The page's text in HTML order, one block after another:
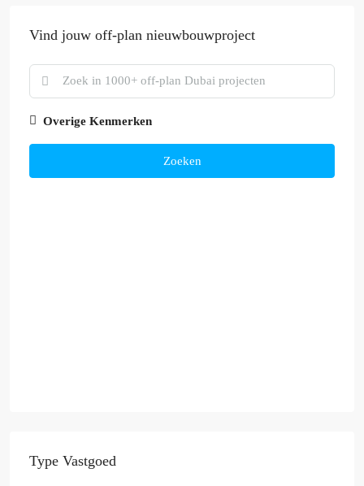
Vind jouw off-plan nieuwbouwproject
Overige Kenmerken
Zoeken
Type Vastgoed